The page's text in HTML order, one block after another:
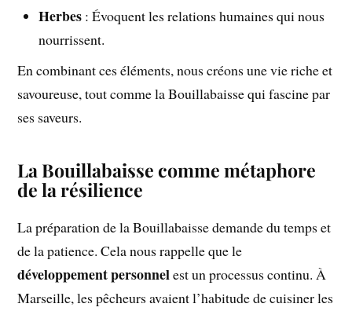
Herbes : Évoquent les relations humaines qui nous
nourrissent.
En combinant ces éléments, nous créons une vie riche et
savoureuse, tout comme la Bouillabaisse qui fascine par
ses saveurs.
La Bouillabaisse comme métaphore
de la résilience
La préparation de la Bouillabaisse demande du temps et
de la patience. Cela nous rappelle que le
développement personnelest un processus continu. À
Marseille, les pêcheurs avaient l’habitude de cuisiner les